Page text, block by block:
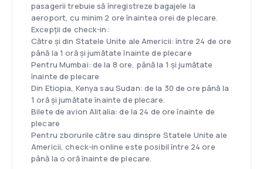
pasagerii trebuie să înregistreze bagajele la
aeroport, cu minim 2 ore înaintea orei de plecare.
Excepții de check-in:
Către și din Statele Unite ale Americii: între 24 de ore
până la 1 oră și jumătate înainte de plecare
Pentru Mumbai: de la 8 ore, până la 1 și jumătate
înainte de plecare
Din Etiopia, Kenya sau Sudan: de la 30 de ore până la
1 oră și jumătate înainte de plecare.
Bilete de avion Alitalia: de la 24 de ore înainte de
plecare
Pentru zborurile către sau dinspre Statele Unite ale
Americii, check-in online este posibil între 24 ore
până la o oră înainte de plecare.